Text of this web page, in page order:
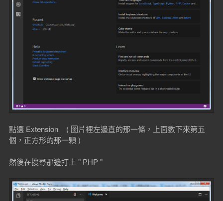
點選 Extension ( 圖片裡左邊直的那一條，上面數下來第五
個，正方形的那一顆 )
然後在搜尋那邊打上 " PHP "